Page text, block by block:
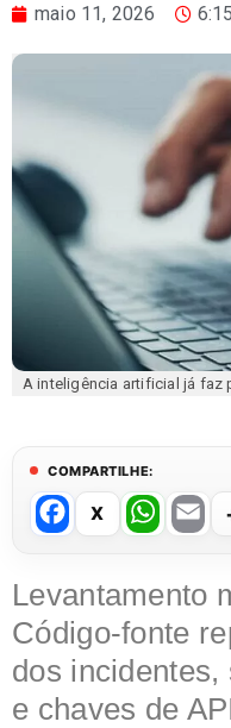
maio 11, 2026
A inteligência artificial já
COMPARTILHE:
F
a
c
e
b
o
W
h
at
s
A
p
E
ail
Levantamento
Código-fonte
dos incidentes,
e chaves de